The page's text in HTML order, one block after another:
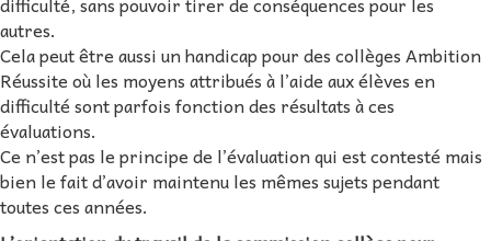
autres.
Cela peut être aussi un handicap pour des collèges Ambition
Réussite où les moyens attribués à l’aide aux élèves en
difficulté sont parfois fonction des résultats à ces
évaluations.
Ce n’est pas le principe de l’évaluation qui est contesté mais
bien le fait d’avoir maintenu les mêmes sujets pendant
toutes ces années.